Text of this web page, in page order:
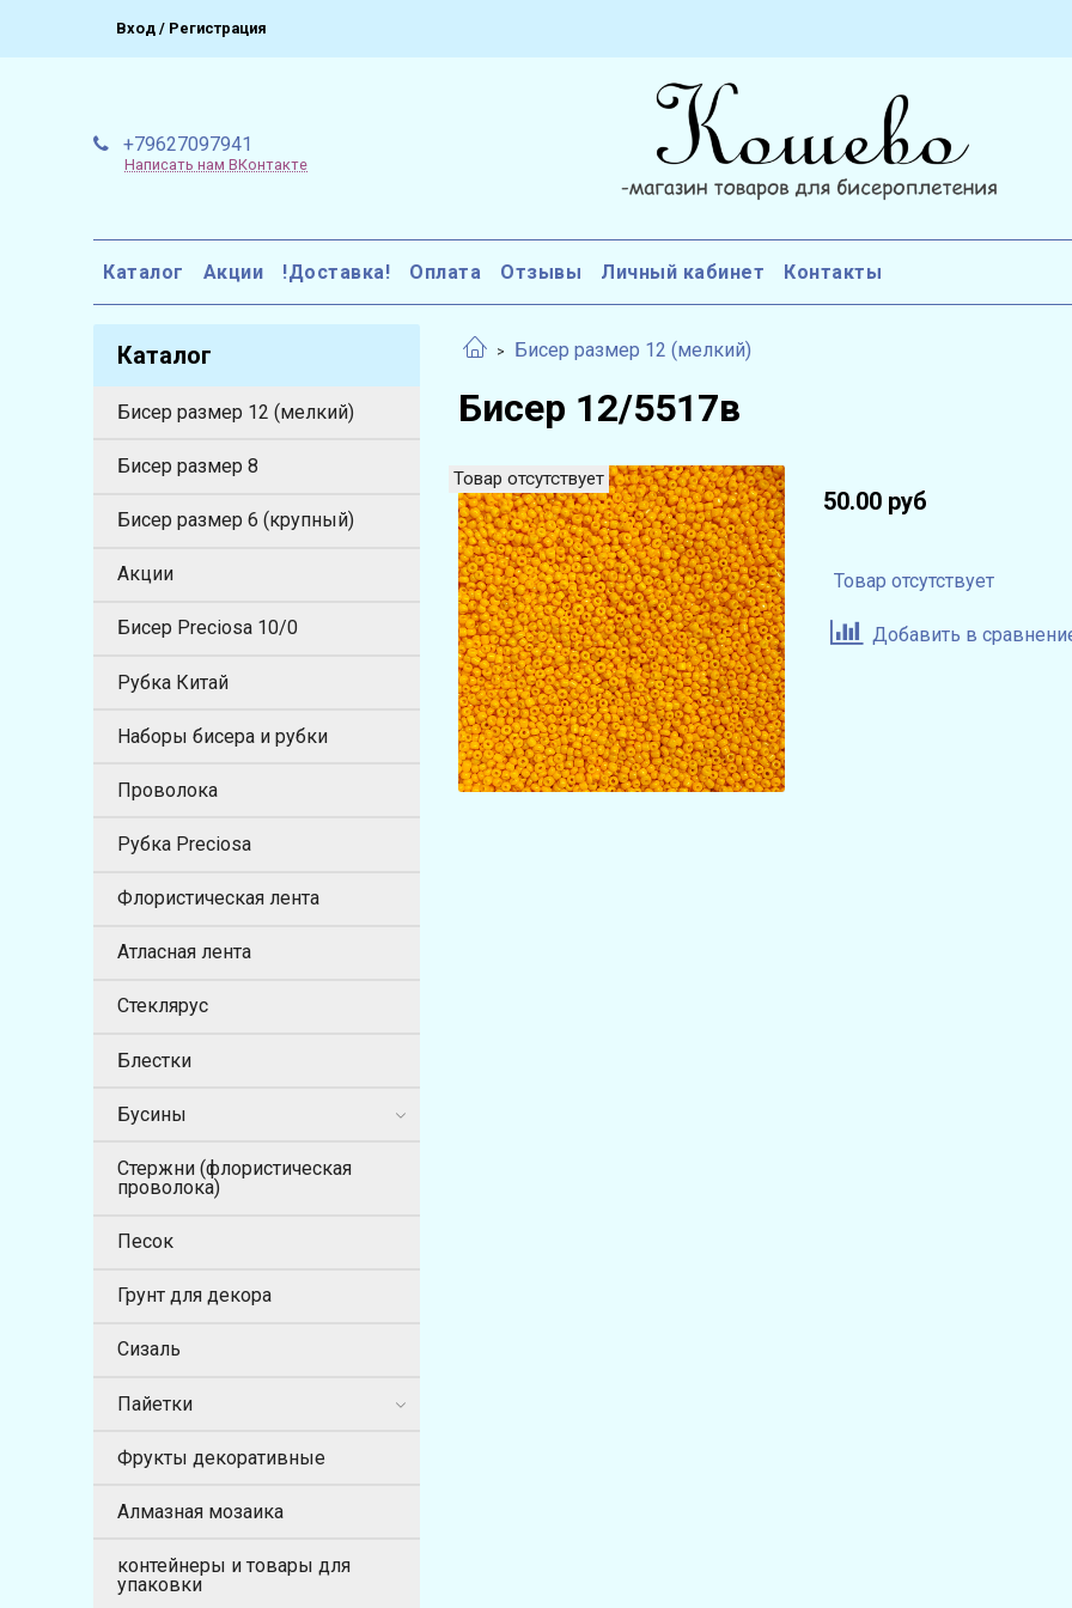
Вход / Регистрация
+79627097941
Написать нам ВКонтакте
Каталог Акции !Доставка! Оплата Отзывы Личный кабинет Контакты
Бисер размер 12 (мелкий)
Бисер 12/5517в
Товар отсутствует
50.00 руб
Товар отсутствует
Добавить в
Каталог
Бисер размер 12 (мелкий)
Бисер размер 8
Бисер размер 6 (крупный)
Акции
Бисер Preciosa 10/0
Рубка Китай
Наборы бисера и рубки
Проволока
Рубка Preciosa
Флористическая лента
Атласная лента
Стеклярус
Блестки
Бусины
Стержни (флористическая
проволока)
Песок
Грунт для декора
Сизаль
Пайетки
Фрукты декоративные
Алмазная мозаика
контейнеры и товары для
упаковки